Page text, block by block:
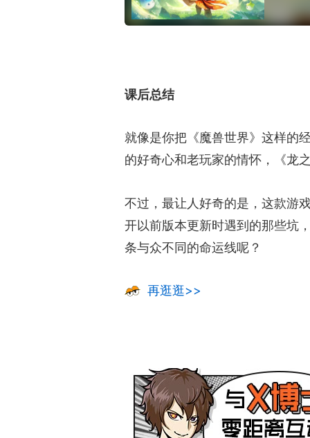
课后总结
就像是你把《魔兽世界》这样的
的好奇心和老玩家的情怀，《龙
不过，最让人好奇的是，这款游
开以前版本更新时遇到的那些坑
条与众不同的命运线呢？
再逛逛>>